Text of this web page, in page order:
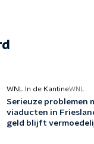
WNL In de KantineWNL
Serieuze problemen
viaducten in
geld blijft